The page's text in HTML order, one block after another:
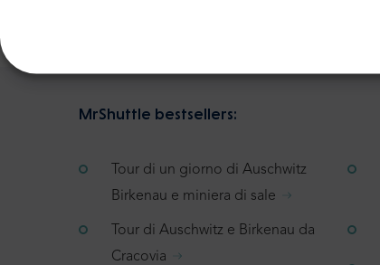
MrShuttle bestsellers:
Tour di un giorno di Auschwitz
Birkenau e miniera di sale
Tour di Auschwitz e Birkenau da
Cracovia